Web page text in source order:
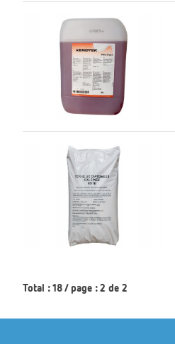
Total : 18 / page : 2 de 2